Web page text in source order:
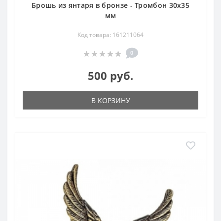
Брошь из янтаря в бронзе - Тромбон 30х35
мм
Код товара: 161211064
0
500 руб.
В КОРЗИНУ